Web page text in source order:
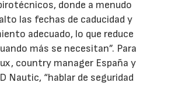
donde a menudo
las fechas de caducidad y
adecuado, lo que reduce
más se necesitan”. Para
country manager España y
Nautic, “hablar de seguridad